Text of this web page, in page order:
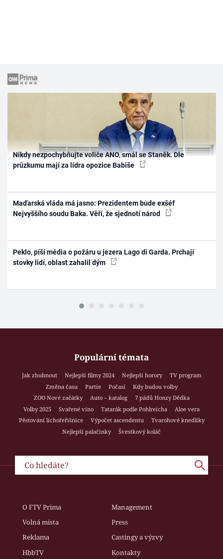
Nikdy nezpochybňujte voliče ANO, smál se Staněk. Dle
průzkumu mají za lídra opozice Babiše
Maďarská vláda má jasno: Prezidentem bude exšéf
Nejvyššího soudu Baka. Věří, že sjednotí národ
Peklo, píší média o požáru u jezera Lago di Garda. Prchají
stovky lidí, oblast zahalil dým
Populární témata
Jak zhubnout Nejlepší filmy 2024 Nejlepší horory
TV program
Změna času
Partie Počasí
Kdy budou volby
ZOO Nové začátky
Auto – katalog
7 pádů Honzy Dědka
Volby 2025
Svařené víno Tatarák podle Pohlreicha
Aloe vera
Pěstování lichořeřišnice
Výpočet ascendentu
Tvarohové knedlíky
Nejlepší palačinky
Švestkový koláč
O FTV Prima
Management
Volná místa
Press
Reklama
Castingy a výzvy
HbbTV
Kontakty